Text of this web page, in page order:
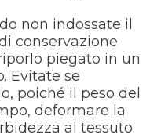
non indossate il
conservazione
piegato in un
Evitate se
poiché il peso del
deformare la
al tessuto.